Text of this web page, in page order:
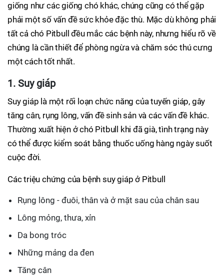
giống như các giống chó khác, chúng cũng có thể gặp
phải một số vấn đề sức khỏe đặc thù. Mặc dù không phải
tất cả chó Pitbull đều mắc các bệnh này, nhưng hiểu rõ về
chúng là cần thiết để phòng ngừa và chăm sóc thú cưng
một cách tốt nhất.
1. Suy giáp
Suy giáp là một rối loạn chức năng của tuyến giáp, gây
tăng cân, rụng lông, vấn đề sinh sản và các vấn đề khác.
Thường xuất hiện ở chó Pitbull khi đã già, tình trạng này
có thể được kiểm soát bằng thuốc uống hàng ngày suốt
cuộc đời.
Các triệu chứng của bệnh suy giáp ở Pitbull
Rụng lông - đuôi, thân và ở mặt sau của chân sau
Lông mỏng, thưa, xỉn
Da bong tróc
Những mảng da đen
Tăng cân